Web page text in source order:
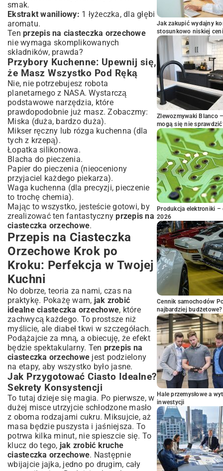
smak.
Ekstrakt waniliowy: 1 łyżeczka, dla głębi
aromatu.
Ten przepis na ciasteczka orzechowe
nie wymaga skomplikowanych
składników, prawda?
Przybory Kuchenne: Upewnij się,
że Masz Wszystko Pod Ręką
Nie, nie potrzebujesz robota
planetarnego z NASA. Wystarczą
podstawowe narzędzia, które
prawdopodobnie już masz. Zobaczmy:
Miska (duża, bardzo duża).
Mikser ręczny lub rózga kuchenna (dla
tych z krzepą).
Łopatka silikonowa.
Blacha do pieczenia.
Papier do pieczenia (nieoceniony
przyjaciel każdego piekarza).
Waga kuchenna (dla precyzji, pieczenie
to trochę chemia).
Mając to wszystko, jesteście gotowi, by
zrealizować ten fantastycznyprzepis na
ciasteczka orzechowe.
Przepis na Ciasteczka
Orzechowe Krok po
Kroku: Perfekcja w Twojej
Kuchni
No dobrze, teoria za nami, czas na
praktykę. Pokażę wam, jak zrobić
idealne ciasteczka orzechowe, które
zachwycą każdego. To prostsze niż
myślicie, ale diabeł tkwi w szczegółach.
Podążajcie za mną, a obiecuję, że efekt
będzie spektakularny. Ten przepis na
ciasteczka orzechowe jest podzielony
na etapy, aby wszystko było jasne.
Jak Przygotować Ciasto Idealne?
Sekrety Konsystencji
To tutaj dzieje się magia. Po pierwsze, w
dużej misce utrzyjcie schłodzone masło
z oboma rodzajami cukru. Miksujcie, aż
masa będzie puszysta i jaśniejsza. To
potrwa kilka minut, nie spieszcie się. To
klucz do tego, jak zrobić kruche
ciasteczka orzechowe. Następnie
wbijajcie jajka, jedno po drugim, cały
Jak zakupić wydajny
stosunkowo niskiej
Zlewozmywaki Blanco
mogą się nie
Produkcja elektroniki –
2026
Cennik samochodów
najbardziej budżetowe?
Hale przemysłowe a
inwestycji